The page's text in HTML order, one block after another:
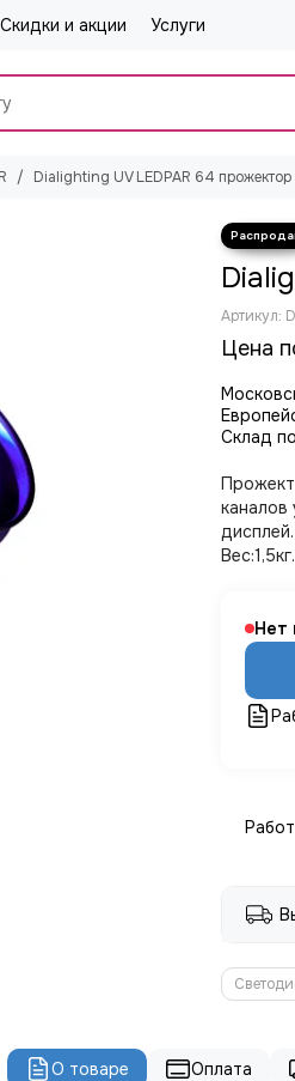
Скидки и акции Услуги
Dialighting UV LEDPAR 64 прожектор
Артикул:
Цена
Склад
каналов
Вес:1,5кг.
Нет
О товаре Оплата